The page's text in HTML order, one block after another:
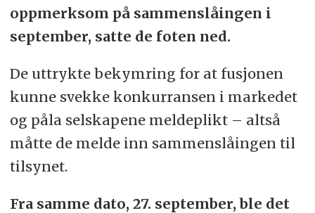
oppmerksom på sammenslåingen i
september, satte de foten ned.
De uttrykte bekymring for at fusjonen
kunne svekke konkurransen i markedet
og påla selskapene meldeplikt – altså
måtte de melde inn sammenslåingen til
tilsynet.
Fra samme dato, 27. september, ble det